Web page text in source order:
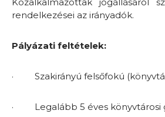
Közalkalmazottak jogállásáról
rendelkezései az irányadók.
Pályázati feltételek:
· Szakirányú felsőfokú
· Legalább 5 éves könyvtárosi